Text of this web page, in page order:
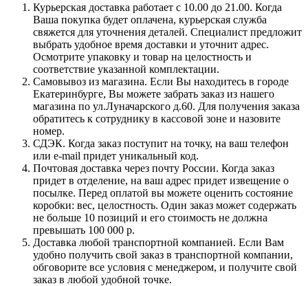
Курьерская доставка работает с 10.00 до 21.00. Когда
Ваша покупка будет оплачена, курьерская служба
свяжется для уточнения деталей. Специалист предложит
выбрать удобное время доставки и уточнит адрес.
Осмотрите упаковку и товар на целостность и
соответствие указанной комплектации.
Самовывоз из магазина. Если Вы находитесь в городе
Екатеринбурге, Вы можете забрать заказ из нашего
магазина по ул.Луначарского д.60. Для получения заказа
обратитесь к сотруднику в кассовой зоне и назовите
номер.
СДЭК. Когда заказ поступит на точку, на ваш телефон
или e-mail придет уникальный код.
Почтовая доставка через почту России. Когда заказ
придет в отделение, на ваш адрес придет извещение о
посылке. Перед оплатой вы можете оценить состояние
коробки: вес, целостность. Один заказ может содержать
не больше 10 позиций и его стоимость не должна
превышать 100 000 р.
Доставка любой транспортной компанией. Если Вам
удобно получить свой заказ в транспортной компании,
обговорите все условия с менеджером, и получите свой
заказ в любой удобной точке.